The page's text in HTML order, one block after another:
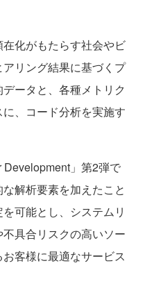
化がもたらす社会やビ
リング結果に基づくプ
ータと、各種メトリク
、コード分析を実施す
」第2弾で
解析要素を加えたこと
可能とし、システムリ
具合リスクの高いソー
客様に最適なサービス